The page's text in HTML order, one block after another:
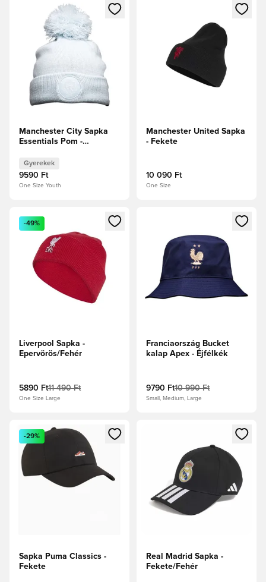
Megnyit egy modált a bejelentkezéshez vagy a tagként
Manchester City Sapka
Essentials Pom -
Gyerek
Gyerekek
9590 Ft
One Size Youth
Megnyit egy modált a
Manchester United Sapka
- Fekete
10 090 Ft
One Size
Megnyit egy modált a bejelentkezéshez vagy a tagként
-49%
Liverpool Sapka -
Epervörös/Fehér
5890 Ft11 490 Ft
One Size Large
Megnyit egy modált a
Franciaország Bucket
kalap Apex - Éjfélkék
9790 Ft10 990 Ft
Small, Medium, Large
Megnyit egy modált a bejelentkezéshez vagy a tagként
-29%
Sapka Puma Classics -
Fekete
Megnyit egy modált a
Real Madrid Sapka -
Fekete/Fehér